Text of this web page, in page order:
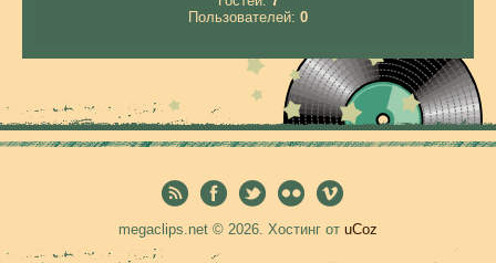
Пользователей: 0
megaclips.net © 2026. Хостинг от uCoz